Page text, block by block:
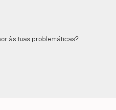
às tuas problemáticas?